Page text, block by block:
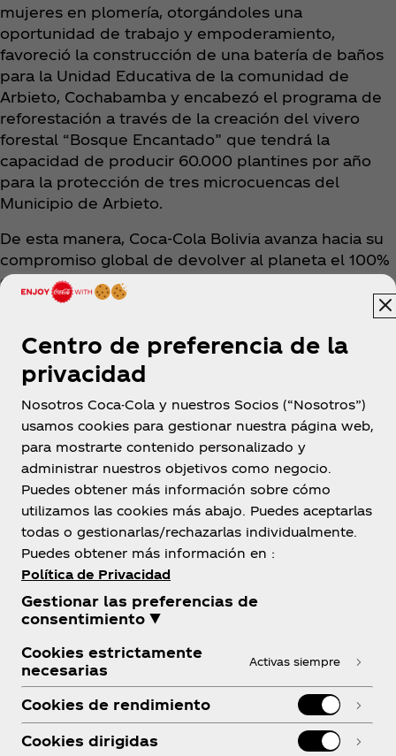
mujeres en plomería, otorgándoles una
oportunidad de trabajo y empoderamiento,
favoreció la construcción de una batería de baños
para la Unidad Educativa de la comunidad de
Arbieto, Cochabamba y encabezó el programa de
reforestación a través de la creación del vivero
forestal “Bosque Encantado” que tendrá la
capacidad de producir 60.000 plantines por año
para la protección de tres microcuencas del
Municipio de Arbieto.
De esta manera, Coca‑Cola Bolivia avanza hacia su
compromiso global de devolver al planeta el 100%
del agua que utiliza en la elaboración de sus
bebidas y proteger las cuencas que son fuente de
Bolivia
Sobre Nosotros
¿Necesitas ayuda?
Centro de preferencia de la
privacidad
Nosotros Coca-Cola y nuestros Socios (“Nosotros”)
usamos cookies para gestionar nuestra página web,
para mostrarte contenido personalizado y
administrar nuestros objetivos como negocio.
Puedes obtener más información sobre cómo
utilizamos las cookies más abajo. Puedes aceptarlas
todas o gestionarlas/rechazarlas individualmente.
Puedes obtener más información en :
Política de Privacidad
Gestionar las preferencias de
consentimiento ▼
Cookies estrictamente
necesarias
Activas siempre
Cookies de rendimiento
Cookies dirigidas